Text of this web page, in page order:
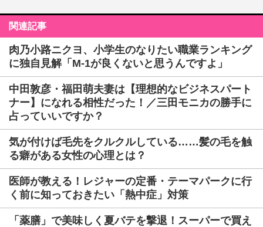
関連記事
肉乃小路ニクヨ、小学生のなりたい職業ランキング
に独自見解「M-1が良くないと思うんですよ」
中田敦彦・福田萌夫妻は【理想的なビジネスパート
ナー】になれる相性だった！／三田モニカの勝手に
占っていいですか？
気が付けば毛先をクルクルしている……髪の毛を触
る癖がある女性の心理とは？
医師が教える！レジャーの定番・テーマパークに行
く前に知っておきたい「熱中症」対策
「薬膳」で美味しく夏バテを撃退！スーパーで買え